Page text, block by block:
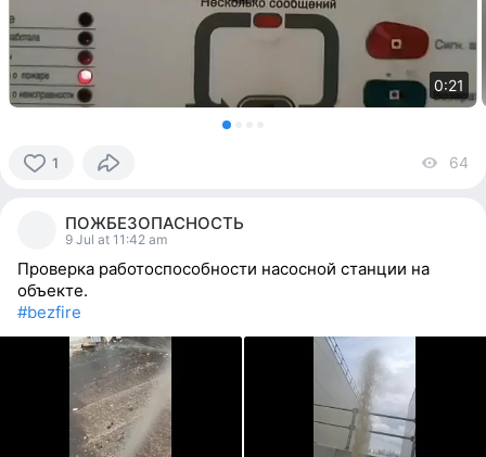
0:21
1 64
ПОЖБЕЗОПАСНОСТЬ
9 Jul at 11:42 am
Проверка работоспособности насосной станции на
объекте.
#bezfire